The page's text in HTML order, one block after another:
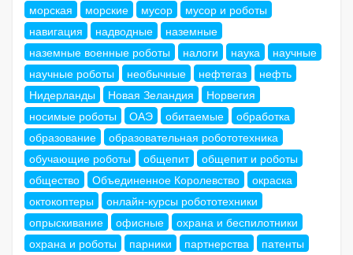
морская
морские мусор
мусор и роботы
навигация
надводные
наземные
наземные военные роботы
налоги наука
научные
научные роботы
необычные нефтегаз
нефть
Нидерланды
Новая Зеландия
Норвегия
носимые роботы
ОАЭ обитаемые
обработка
образование
образовательная робототехника
обучающие роботы
общепит
общепит и роботы
общество
Объединенное Королевство
окраска
октокоптеры
онлайн-курсы робототехники
опрыскивание
офисные
охрана и беспилотники
охрана и роботы
парники партнерства
патенты